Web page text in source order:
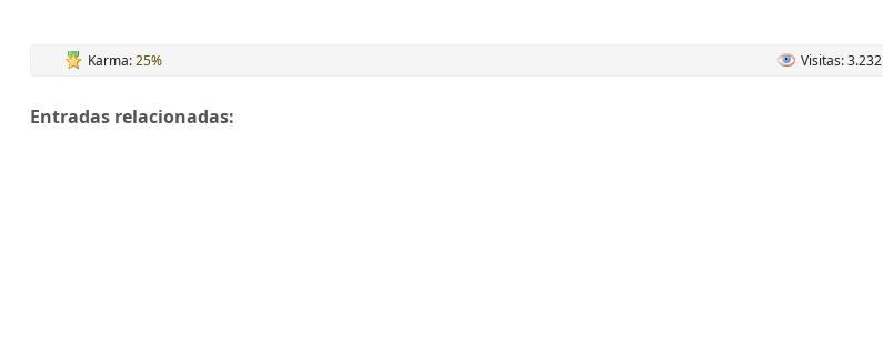
Karma:25% Visitas: 3.232
Entradas relacionadas: